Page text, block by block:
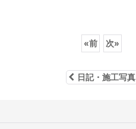
«前 次»
日記・施工写真